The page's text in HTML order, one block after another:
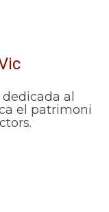
al
el patrimoni